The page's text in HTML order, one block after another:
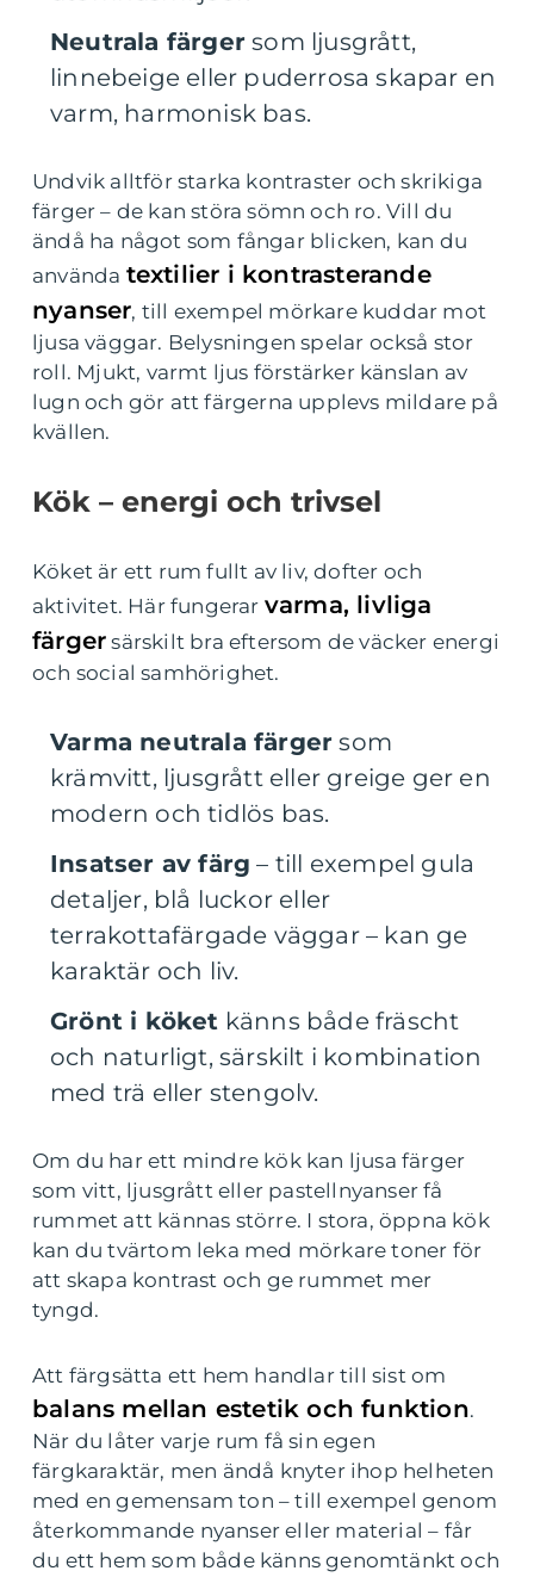
Neutrala färger som ljusgrått,
linnebeige eller puderrosa skapar en
varm, harmonisk bas.
Undvik alltför starka kontraster och skrikiga
färger – de kan störa sömn och ro. Vill du
ändå ha något som fångar blicken, kan du
använda textilier i kontrasterande
nyanser, till exempel mörkare kuddar mot
ljusa väggar. Belysningen spelar också stor
roll. Mjukt, varmt ljus förstärker känslan av
lugn och gör att färgerna upplevs mildare på
kvällen.
Kök – energi och trivsel
Köket är ett rum fullt av liv, dofter och
aktivitet. Här fungerar varma, livliga
färger särskilt bra eftersom de väcker energi
och social samhörighet.
Varma neutrala färger som
krämvitt, ljusgrått eller greige ger en
modern och tidlös bas.
Insatser av färg – till exempel gula
detaljer, blå luckor eller
terrakottafärgade väggar – kan ge
karaktär och liv.
Grönt i köket känns både fräscht
och naturligt, särskilt i kombination
med trä eller stengolv.
Om du har ett mindre kök kan ljusa färger
som vitt, ljusgrått eller pastellnyanser få
rummet att kännas större. I stora, öppna kök
kan du tvärtom leka med mörkare toner för
att skapa kontrast och ge rummet mer
tyngd.
Att färgsätta ett hem handlar till sist om
balans mellan estetik och funktion.
När du låter varje rum få sin egen
färgkaraktär, men ändå knyter ihop helheten
med en gemensam ton – till exempel genom
återkommande nyanser eller material – får
du ett hem som både känns genomtänkt och